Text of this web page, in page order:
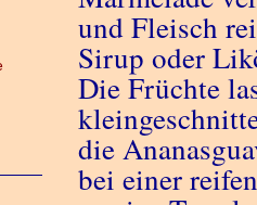
und Fleisch
Sirup oder
Die Früchte
die
bei einer